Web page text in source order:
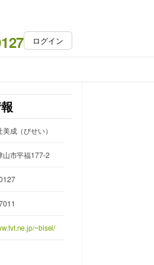
ログイン
成（びせい）
山市平福177-2
~bisei/